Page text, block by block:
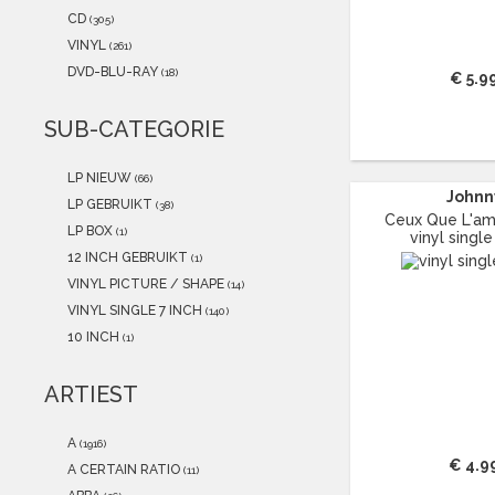
2016 (3)
CD (305)
VINYL (261)
DVD-BLU-RAY (18)
SUB-CATEGORIE
LP NIEUW (66)
LP GEBRUIKT (38)
LP BOX (1)
12 INCH GEBRUIKT (1)
VINYL PICTURE / SHAPE (14)
VINYL SINGLE 7 INCH (140)
10 INCH (1)
ARTIEST
A (1916)
A CERTAIN RATIO (11)
€
Ceux Que
vinyl single
€